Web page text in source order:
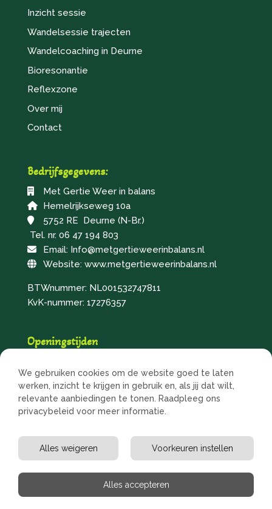
Inzicht sessie
Wandelsessie trajecten
Wandelcoaching in Deurne
Bioresonantie
Reflexzone
Over mij
Contact
Bedrijfsgegevens:
Met Gertie Weer in balans
Hemelrijkseweg 10a
5752 RE Deurne (N-Br.)
Tel. nr. 06 47 194 803
Email: Info@metgertieweerinbalans.nl
Website: www.metgertieweerinbalans.nl
BTWnummer: NL001532747811
KvK-nummer: 17276357
Openingstijden
Dinsdag
Gesloten
Woensdag
09:00 - 12:30 en
13:30 - 17:00
Donderdag
09:00 - 12:30en
Gesloten
Gesloten
We gebruiken cookies om de website goed te laten
werken, inzicht te krijgen in gebruik en, als jij dat wilt,
relevante aanbiedingen te tonen. Raadpleeg ons
privacybeleid voor meer informatie.
Alles accepteren
Voorkeuren instellen
Alles weigeren